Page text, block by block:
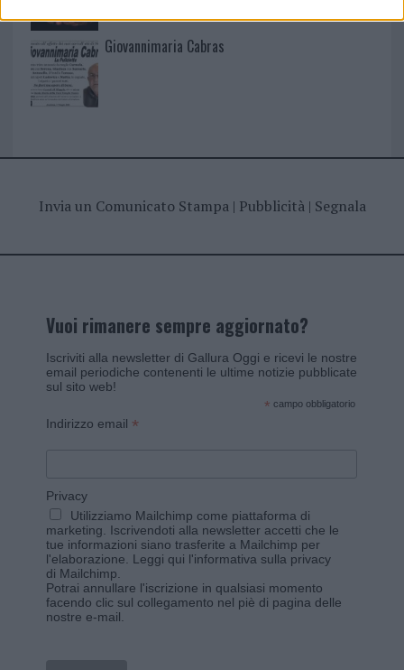
Giovannimaria Cabras
Invia un Comunicato Stampa| Pubblicità| Segnala
Vuoi rimanere sempre aggiornato?
Iscriviti alla newsletter di Gallura Oggi e ricevi le nostre
email periodiche contenenti le ultime notizie pubblicate
sul sito web!
* campo obbligatorio
Indirizzo email *
Privacy
Utilizziamo Mailchimp come piattaforma di
marketing. Iscrivendoti alla newsletter accetti che le
tue informazioni siano trasferite a Mailchimp per
l'elaborazione. Leggi qui l'informativa sulla privacy
di Mailchimp
Potrai annullare l'iscrizione in qualsiasi momento
facendo clic sul collegamento nel piè di pagina delle
nostre e-mail.